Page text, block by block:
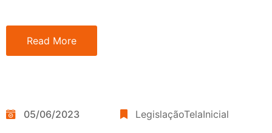
Read More
05/06/2023 LegislaçãoTelaInicial